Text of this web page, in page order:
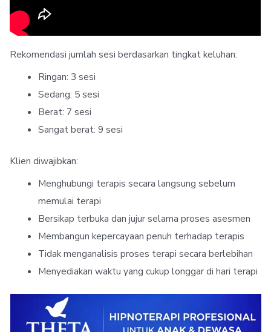
Rekomendasi jumlah sesi berdasarkan tingkat keluhan:
Ringan: 3 sesi
Sedang: 5 sesi
Berat: 7 sesi
Sangat berat: 9 sesi
Klien diwajibkan:
Menghubungi terapis secara langsung sebelum
memulai terapi
Bersikap terbuka dan jujur selama proses asesmen
Membangun kepercayaan penuh terhadap terapis
Tidak menganalisis proses terapi secara berlebihan
Menyediakan waktu yang cukup longgar di hari terapi